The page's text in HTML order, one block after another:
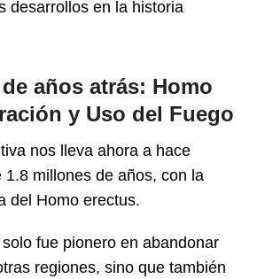
desarrollos en la historia
años atrás: Homo
y Uso del Fuego
nos lleva ahora a hace
1.8 millones de años, con la
del Homo erectus.
fue pionero en abandonar
regiones, sino que también